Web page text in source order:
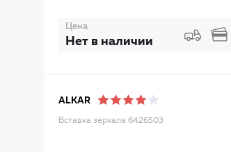
Цена
Нет в наличии
ALKAR
Вставка зеркала 6426503